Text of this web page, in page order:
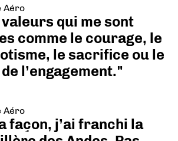
Aéro
valeurs qui me sont
comme le courage, le
le sacrifice ou le
l’engagement."
Aéro
façon, j’ai franchi la